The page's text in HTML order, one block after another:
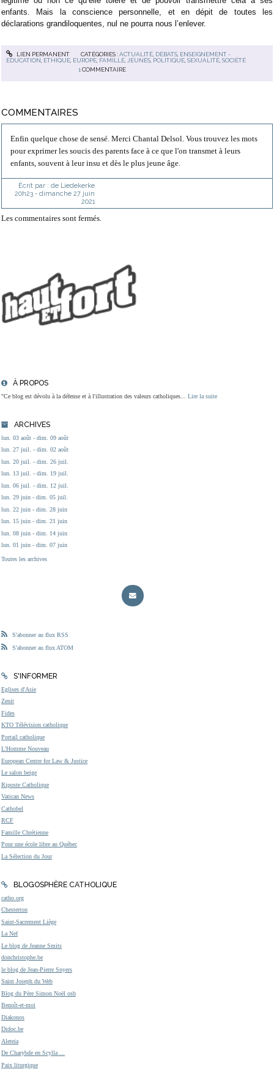
À PROPOS
"Ce blog est dévolu à la défense et à l'illustration des valeurs catholiques... Lire la suite
ARCHIVES
lun. 03 août - dim. 09 août
lun. 27 juil. - dim. 02 août
lun. 20 juil. - dim. 26 juil.
lun. 13 juil. - dim. 19 juil.
lun. 06 juil. - dim. 12 juil.
lun. 29 juin - dim. 05 juil.
lun. 22 juin - dim. 28 juin
lun. 15 juin - dim. 21 juin
lun. 08 juin - dim. 14 juin
lun. 01 juin - dim. 07 juin
Toutes les archives
S'abonner au flux RSS
S'abonner au flux ATOM
S'INFORMER
Eglises d'Asie
Zenit
Fides
KTO Télévision catholique
Portail catholique
L'Homme Nouveau
European Centre for Law & Justice
Le salon beige
Riposte Catholique
Vatican News
Cathobel
RCF
Famille Chrétienne
Pour une école libre au Québec
La Sélection du Jour
BLOGOSPHÈRE CATHOLIQUE
catho.org
Chesterton
Saint-Sacrement Liège
La Nef
Le blog de Jeanne Smits
donchristophe.be
le blog de Jean-Pierre Snyers
Saint Joseph du Web
Blog du Père Simon Noël osb
Benoît-et-moi
Diakonos
Didoc.be
Aleteia
De Charybde en Scylla ...
Paix liturgique
enfants. Mais la conscience personnelle, et en dépit de toutes les
déclarations grandiloquentes, nul ne pourra nous l’enlever.
LIEN PERMANENT CATÉGORIES :ACTUALITÉ, DÉBATS, ENSEIGNEMENT -
EDUCATION ETHIQUE EUROPE FAMILLE JEUNES POLITIQUE ,SEXUALITÉ ,SOCIÉTÉ
1 COMMENTAIRE
COMMENTAIRES
Enfin quelque chose de sensé. Merci Chantal Delsol. Vous trouvez les mots
pour exprimer les soucis des parents face à ce que l'on transmet à leurs
enfants, souvent à leur insu et dès le plus jeune âge.
Écrit par : de Liedekerke
20h23- dimanche 27 juin
2021
Les commentaires sont fermés.